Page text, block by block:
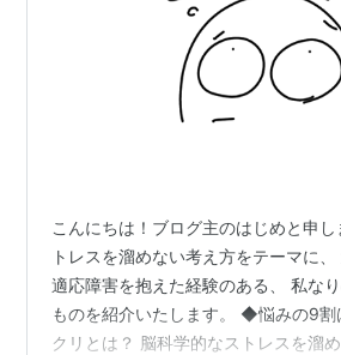
こんにちは！ブログ主のはじめと申
トレスを溜めない考え方をテーマに、
適応障害を抱えた経験のある、 私な
ものを紹介いたします。 ◆悩みの9割
クリとは？ 脳科学的なストレスを溜